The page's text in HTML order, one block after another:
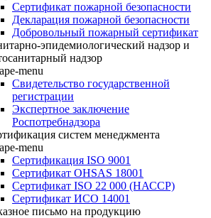
Сертификат пожарной безопасности
Декларация пожарной безопасности
Добровольный пожарный сертификат
эпидемиологический надзор и
надзор
Свидетельство государственной
регистрации
Экспертное заключение
Роспотребнадзора
систем менеджмента
Сертификация ISO 9001
Сертификат OHSAS 18001
Сертификат ISO 22 000 (НАССР)
Сертификат ИСО 14001
письмо на продукцию